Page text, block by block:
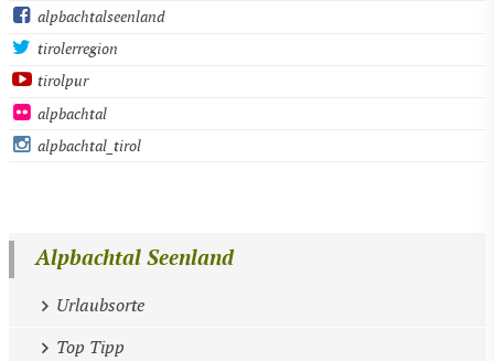
alpbachtalseenland
tirolerregion
tirolpur
alpbachtal
alpbachtal_tirol
Alpbachtal Seenland
Urlaubsorte
Top Tipp